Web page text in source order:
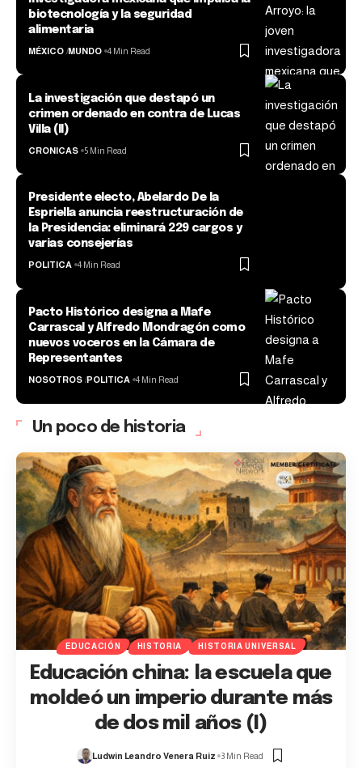
biotecnología y la seguridad
alimentaria
MÉXICO MUNDO 4 Min Read
La investigación que destapó un
crimen ordenado en contra de Lucas
Villa (II)
CRONICAS 5 Min Read
Presidente electo, Abelardo De la
Espriella anuncia reestructuración de
la Presidencia: eliminará 229 cargos y
varias consejerías
POLITICA 4 Min Read
Pacto Histórico designa a Mafe
Carrascal y Alfredo Mondragón como
nuevos voceros en la Cámara de
Representantes
NOSOTROS POLITICA 4 Min Read
Un poco de historia
EDUCACIÓN HISTORIA HISTORIA UNIVERSAL
Educación china: la escuela que
moldeó un imperio durante más
de dos mil años (I)
Ludwin Leandro Venera Ruiz 3 Min Read